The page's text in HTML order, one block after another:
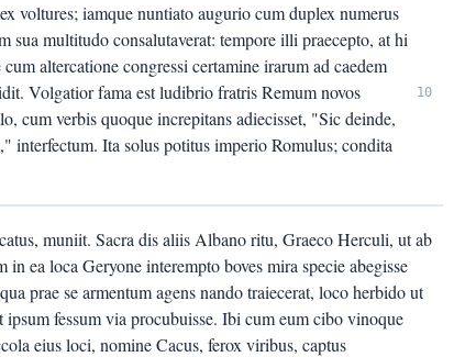
voltures; iamque nuntiato augurio cum duplex numerus
sua multitudo consalutaverat: tempore illi praecepto, at hi
altercatione congressi certamine irarum ad caedem
Volgatior fama est ludibrio fratris Remum novos
cum verbis quoque increpitans adiecisset, "Sic deinde,
interfectum. Ita solus potitus imperio Romulus; condita
10
muniit. Sacra dis aliis Albano ritu, Graeco Herculi, ut ab
ea loca Geryone interempto boves mira specie abegisse
prae se armentum agens nando traiecerat, loco herbido ut
ipsum fessum via procubuisse. Ibi cum eum cibo vinoque
eius loci, nomine Cacus, ferox viribus, captus